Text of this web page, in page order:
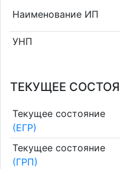
Наименование ИП
УНП
ТЕКУЩЕЕ
Текущее состояние
(ЕГР)
Текущее состояние
(ГРП)